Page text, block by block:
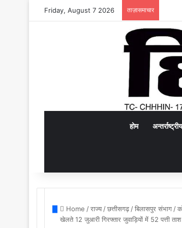
Friday, August 7 2026 ताज़ासमाचार
होम अन्तर्राष्ट्रीय
Home /राज्य/छत्तीसगढ़/बिलासपुर संभाग/
खेलते 12 जुआरी गिरफ्तार जुवाड़ियों में 52 पत्ती